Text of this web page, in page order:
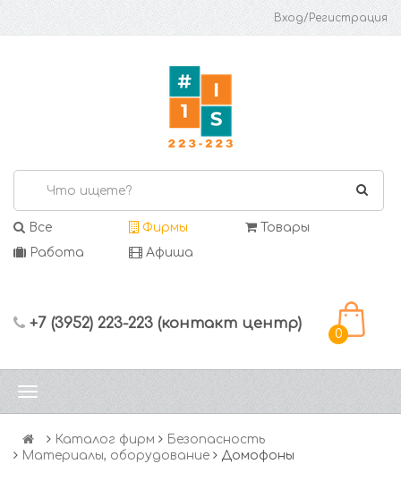
Вход/Регистрация
Все Фирмы
Товары
Работа
Афиша
+7 (3952) 223-223 (контакт центр)
0
Каталог фирм
Безопасность
Материалы, оборудование
Домофоны